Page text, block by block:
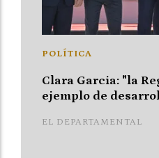
Clara Garcia: "la
ejemplo de
EL DEPARTAMENTAL
POLÍTICA